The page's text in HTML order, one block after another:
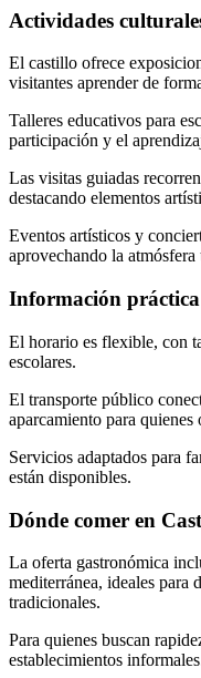
Actividades
El castillo ofrece
visitantes aprender de
Talleres educativos para
participación y el
Las visitas guiadas
destacando elementos
Eventos artísticos y
aprovechando la
Información
El horario es flexible, con
escolares.
El transporte público
aparcamiento para quienes
Servicios adaptados para
están disponibles.
Dónde comer en
La oferta gastronómica
mediterránea, ideales para
tradicionales.
Para quienes buscan
establecimientos